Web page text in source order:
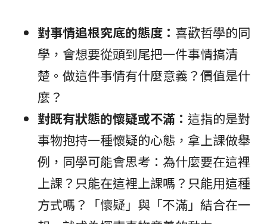
對事情追根究底的態度： 喜歡哲學的同
學，會想要從頭到尾把一件事情搞清
楚。做這件事情有什麼意義？價值是什
麼？
對既有狀態的懷疑或不滿： 這指的是對
事物抱持一種懷疑的心態，拿上課做舉
例，同學可能會思考：為什麼要在這裡
上課？只能在這裡上課嗎？只能用這種
方式嗎？「懷疑」與「不滿」結合在一